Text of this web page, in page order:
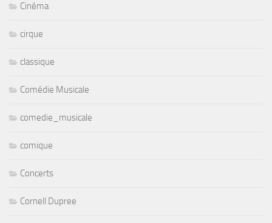
Cinéma
cirque
classique
Comédie Musicale
comedie_musicale
comique
Concerts
Cornell Dupree